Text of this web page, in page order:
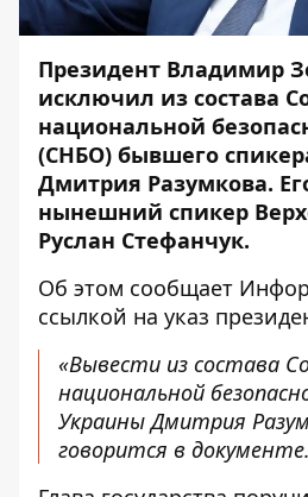
Президент Владимир
исключил из состава
национальной
(СНБО) бывшего
Дмитрия Разумкова.
нынешний спикер
Руслан Стефанчук.
Об этом сообщает
ссылкой на указ
«Вывести из состава
национальной
Украины Дмитрия
говорится в документе.